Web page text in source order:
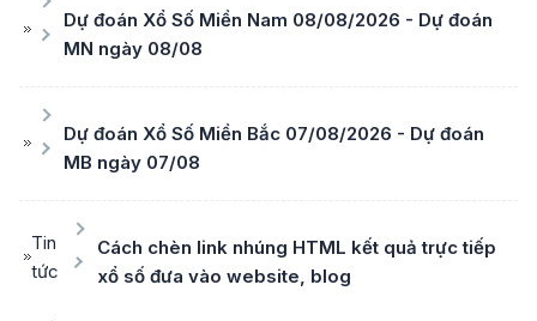
Dự đoán Xổ Số Miền Nam 08/08/2026 - Dự đoán
MN ngày 08/08
Dự đoán Xổ Số Miền Bắc 07/08/2026 - Dự đoán
MB ngày 07/08
Tin
tức
Cách chèn link nhúng HTML kết quả trực tiếp
xổ số đưa vào website, blog